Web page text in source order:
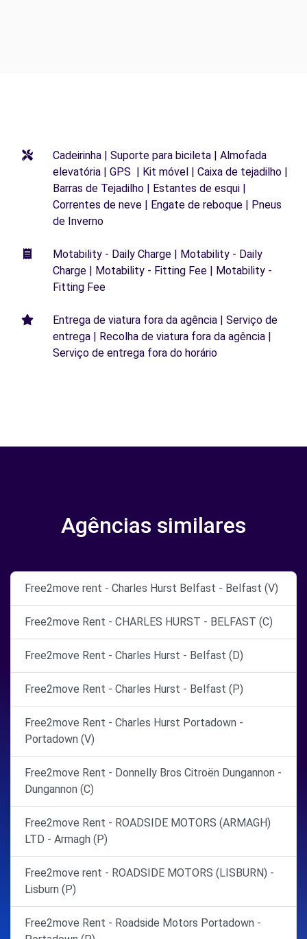
Cadeirinha | Suporte para bicileta | Almofada
elevatória | GPS | Kit móvel | Caixa de tejadilho |
Barras de Tejadilho | Estantes de esqui |
Correntes de neve | Engate de reboque | Pneus
de Inverno
Motability - Daily Charge | Motability - Daily
Charge | Motability - Fitting Fee | Motability -
Fitting Fee
Entrega de viatura fora da agência | Serviço de
entrega | Recolha de viatura fora da agência |
Serviço de entrega fora do horário
Agências similares
Free2move rent - Charles Hurst Belfast - Belfast (V)
Free2move Rent - CHARLES HURST - BELFAST (C)
Free2move Rent - Charles Hurst - Belfast (D)
Free2move Rent - Charles Hurst - Belfast (P)
Free2move Rent - Charles Hurst Portadown -
Portadown (V)
Free2move Rent - Donnelly Bros Citroën Dungannon -
Dungannon (C)
Free2move Rent - ROADSIDE MOTORS (ARMAGH)
LTD - Armagh (P)
Free2move rent - ROADSIDE MOTORS (LISBURN) -
Lisburn (P)
Free2move Rent - Roadside Motors Portadown -